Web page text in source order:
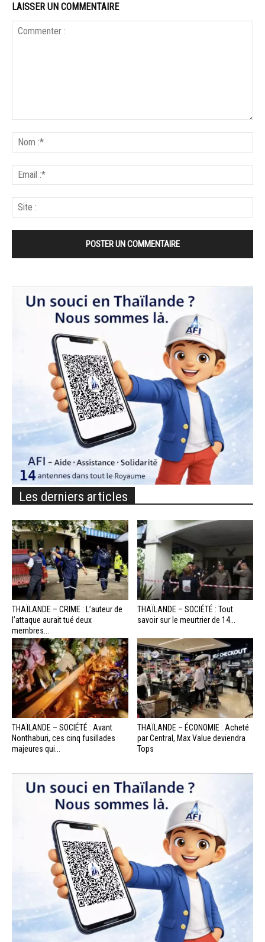
LAISSER UN COMMENTAIRE
Les derniers articles
THAÏLANDE – CRIME : L’auteur de
l’attaque aurait tué deux
membres...
THAÏLANDE – SOCIÉTÉ : Tout
savoir sur le meurtrier de 14...
THAÏLANDE – SOCIÉTÉ : Avant
Nonthaburi, ces cinq fusillades
majeures qui...
THAÏLANDE – ÉCONOMIE : Acheté
par Central, Max Value deviendra
Tops